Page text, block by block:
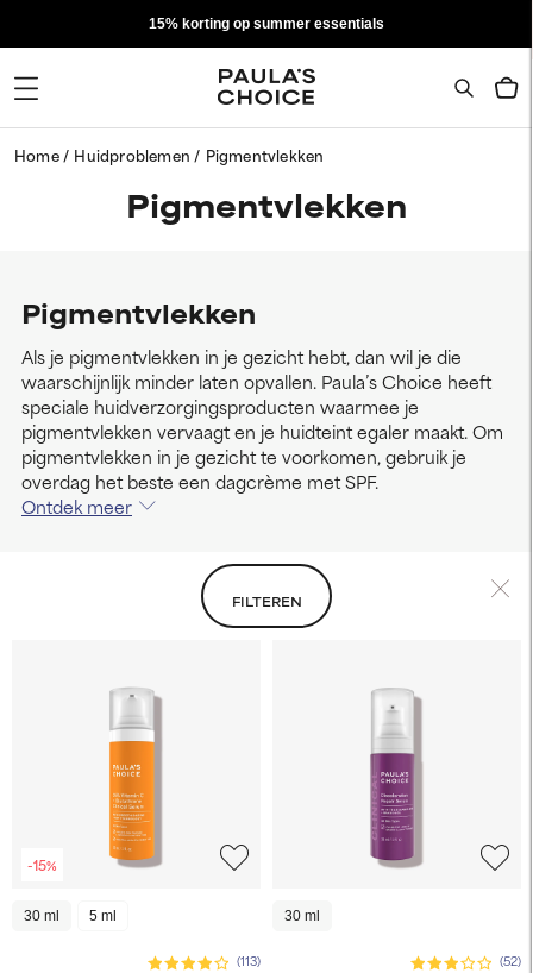
15% korting op summer essentials
Home Huidproblemen Pigmentvlekken
Pigmentvlekken
Pigmentvlekken
Als je pigmentvlekken in je gezicht hebt, dan wil je die
waarschijnlijk minder laten opvallen. Paula’s Choice heeft
speciale huidverzorgingsproducten waarmee je
pigmentvlekken vervaagt en je huidteint egaler maakt. Om
pigmentvlekken in je gezicht te voorkomen, gebruik je
overdag het beste een dagcrème met SPF.
Ontdek meer
FILTEREN
-15%
30 ml 5 ml
(113)
30 ml
(52)